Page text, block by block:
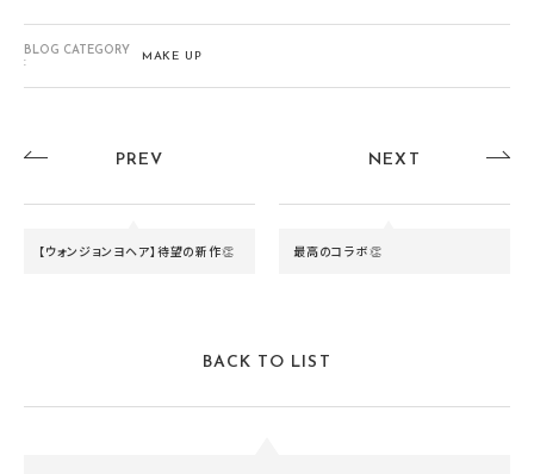
BLOG CATEGORY
:
MAKE UP
PREV
【ウォンジョンヨヘア】待望の新作👏
NEXT
最高のコラボ👏
BACK TO LIST